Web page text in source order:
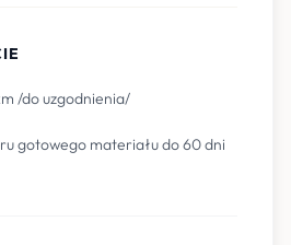
/do uzgodnienia/
gotowego materiału do 60 dni